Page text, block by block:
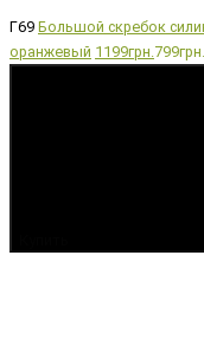
Г69 Большой скребок
оранжевый 1199грн.799грн.